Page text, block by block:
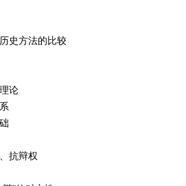
史方法的比较
论
抗辩权